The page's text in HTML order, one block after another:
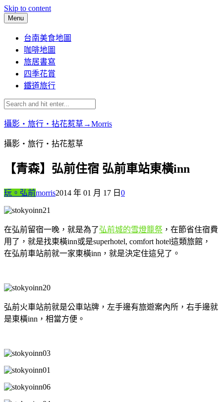
Skip to content
Menu
台南美食地圖
咖啡地圖
旅居書寫
四季花賞
鐵道旅行
攝影‧旅行‧拈花惹草→Morris
攝影‧旅行‧拈花惹草
【青森】弘前住宿 弘前車站東橫inn
玩。弘前morris2014 年 01 月 17 日 0
在弘前留宿一晚，就是為了弘前城的雪燈籠祭 ，在節省住宿費
用了，就是找東橫inn或是superhotel, comfort hotel這類旅館，
在弘前車站前就一家東橫inn，就是決定住這兒了。
弘前火車站前就是公車站牌，左手邊有旅遊案內所，右手邊就
是東橫inn，相當方便。